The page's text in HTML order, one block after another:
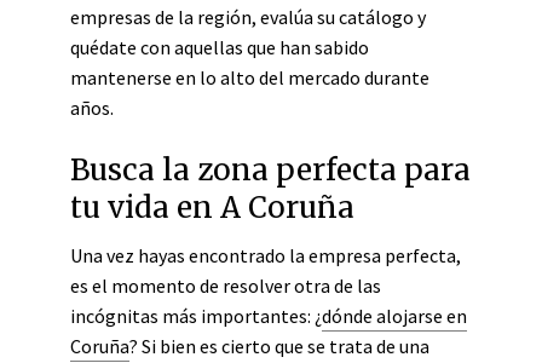
empresas de la región, evalúa su catálogo y
quédate con aquellas que han sabido
mantenerse en lo alto del mercado durante
años.
Busca la zona perfecta para
tu vida en A Coruña
Una vez hayas encontrado la empresa perfecta,
es el momento de resolver otra de las
incógnitas más importantes: ¿dónde alojarse en
Coruña? Si bien es cierto que se trata de una